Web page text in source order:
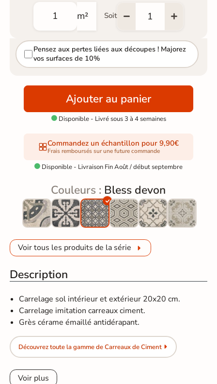
m² Soit
Pensez aux pertes liées aux découpes ! Majorez
vos surfaces de 10%
Ajouter au panier
Disponible - Livré sous 3 à 4 semaines
Commandez un échantillon pour 9,90€
Frais remboursés sur une future commande
 Disponible - Livraison Fin Août / début septembre
Couleurs : Bless devon
Voir tous les produits de la série
Description
Carrelage sol intérieur et extérieur 20x20 cm.
Carrelage imitation carreaux ciment.
Grès cérame émaillé antidérapant.
Découvrez toute la gamme de Carreaux de Ciment
Voir plus